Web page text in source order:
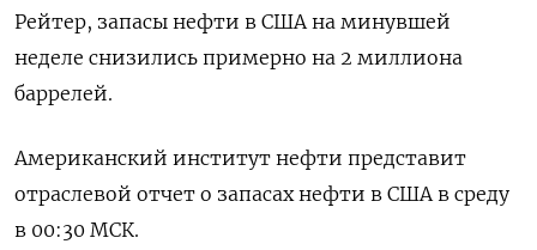
Рейтер, запасы нефти в США на минувшей
неделе снизились примерно на 2 миллиона
баррелей.
Американский институт нефти представит
отраслевой отчет о запасах нефти в США в среду
в 00:30 МСК.